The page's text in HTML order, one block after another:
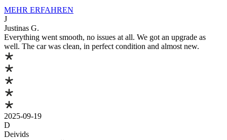
MEHR ERFAHREN
J
Justinas G.
Everything went smooth, no issues at all. We got an upgrade as
well. The car was clean, in perfect condition and almost new.
2025-09-19
D
Deivids